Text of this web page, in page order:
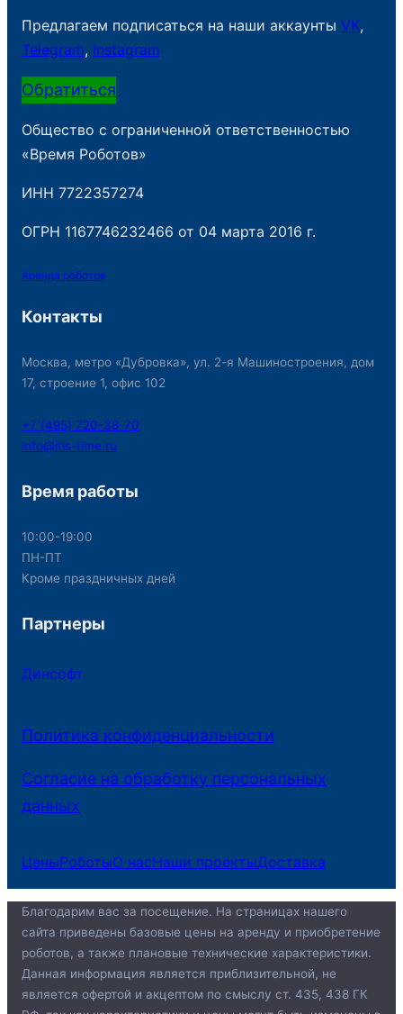
Предлагаем подписаться на наши аккаунты VK,
Telegram, Instagram
Обратиться
Общество с ограниченной ответственностью
«Время Роботов»
ИНН 7722357274
ОГРН 1167746232466 от 04 марта 2016 г.
Аренда роботов
Контакты
Москва, метро «Дубровка», ул. 2-я Машиностроения, дом
17, строение 1, офис 102
+7 (495) 720-38-70
info@itis-time.ru
Время работы
10:00-19:00
ПН-ПТ
Кроме праздничных дней
Партнеры
Динсофт
Политика конфиденциальности
Согласие на обработку персональных
данных
ЦеныРоботыО насНаши проектыДоставка
Благодарим вас за посещение. На страницах нашего
сайта приведены базовые цены на аренду и приобретение
роботов, а также плановые технические характеристики.
Данная информация является приблизительной, не
является офертой и акцептом по смыслу ст. 435, 438 ГК